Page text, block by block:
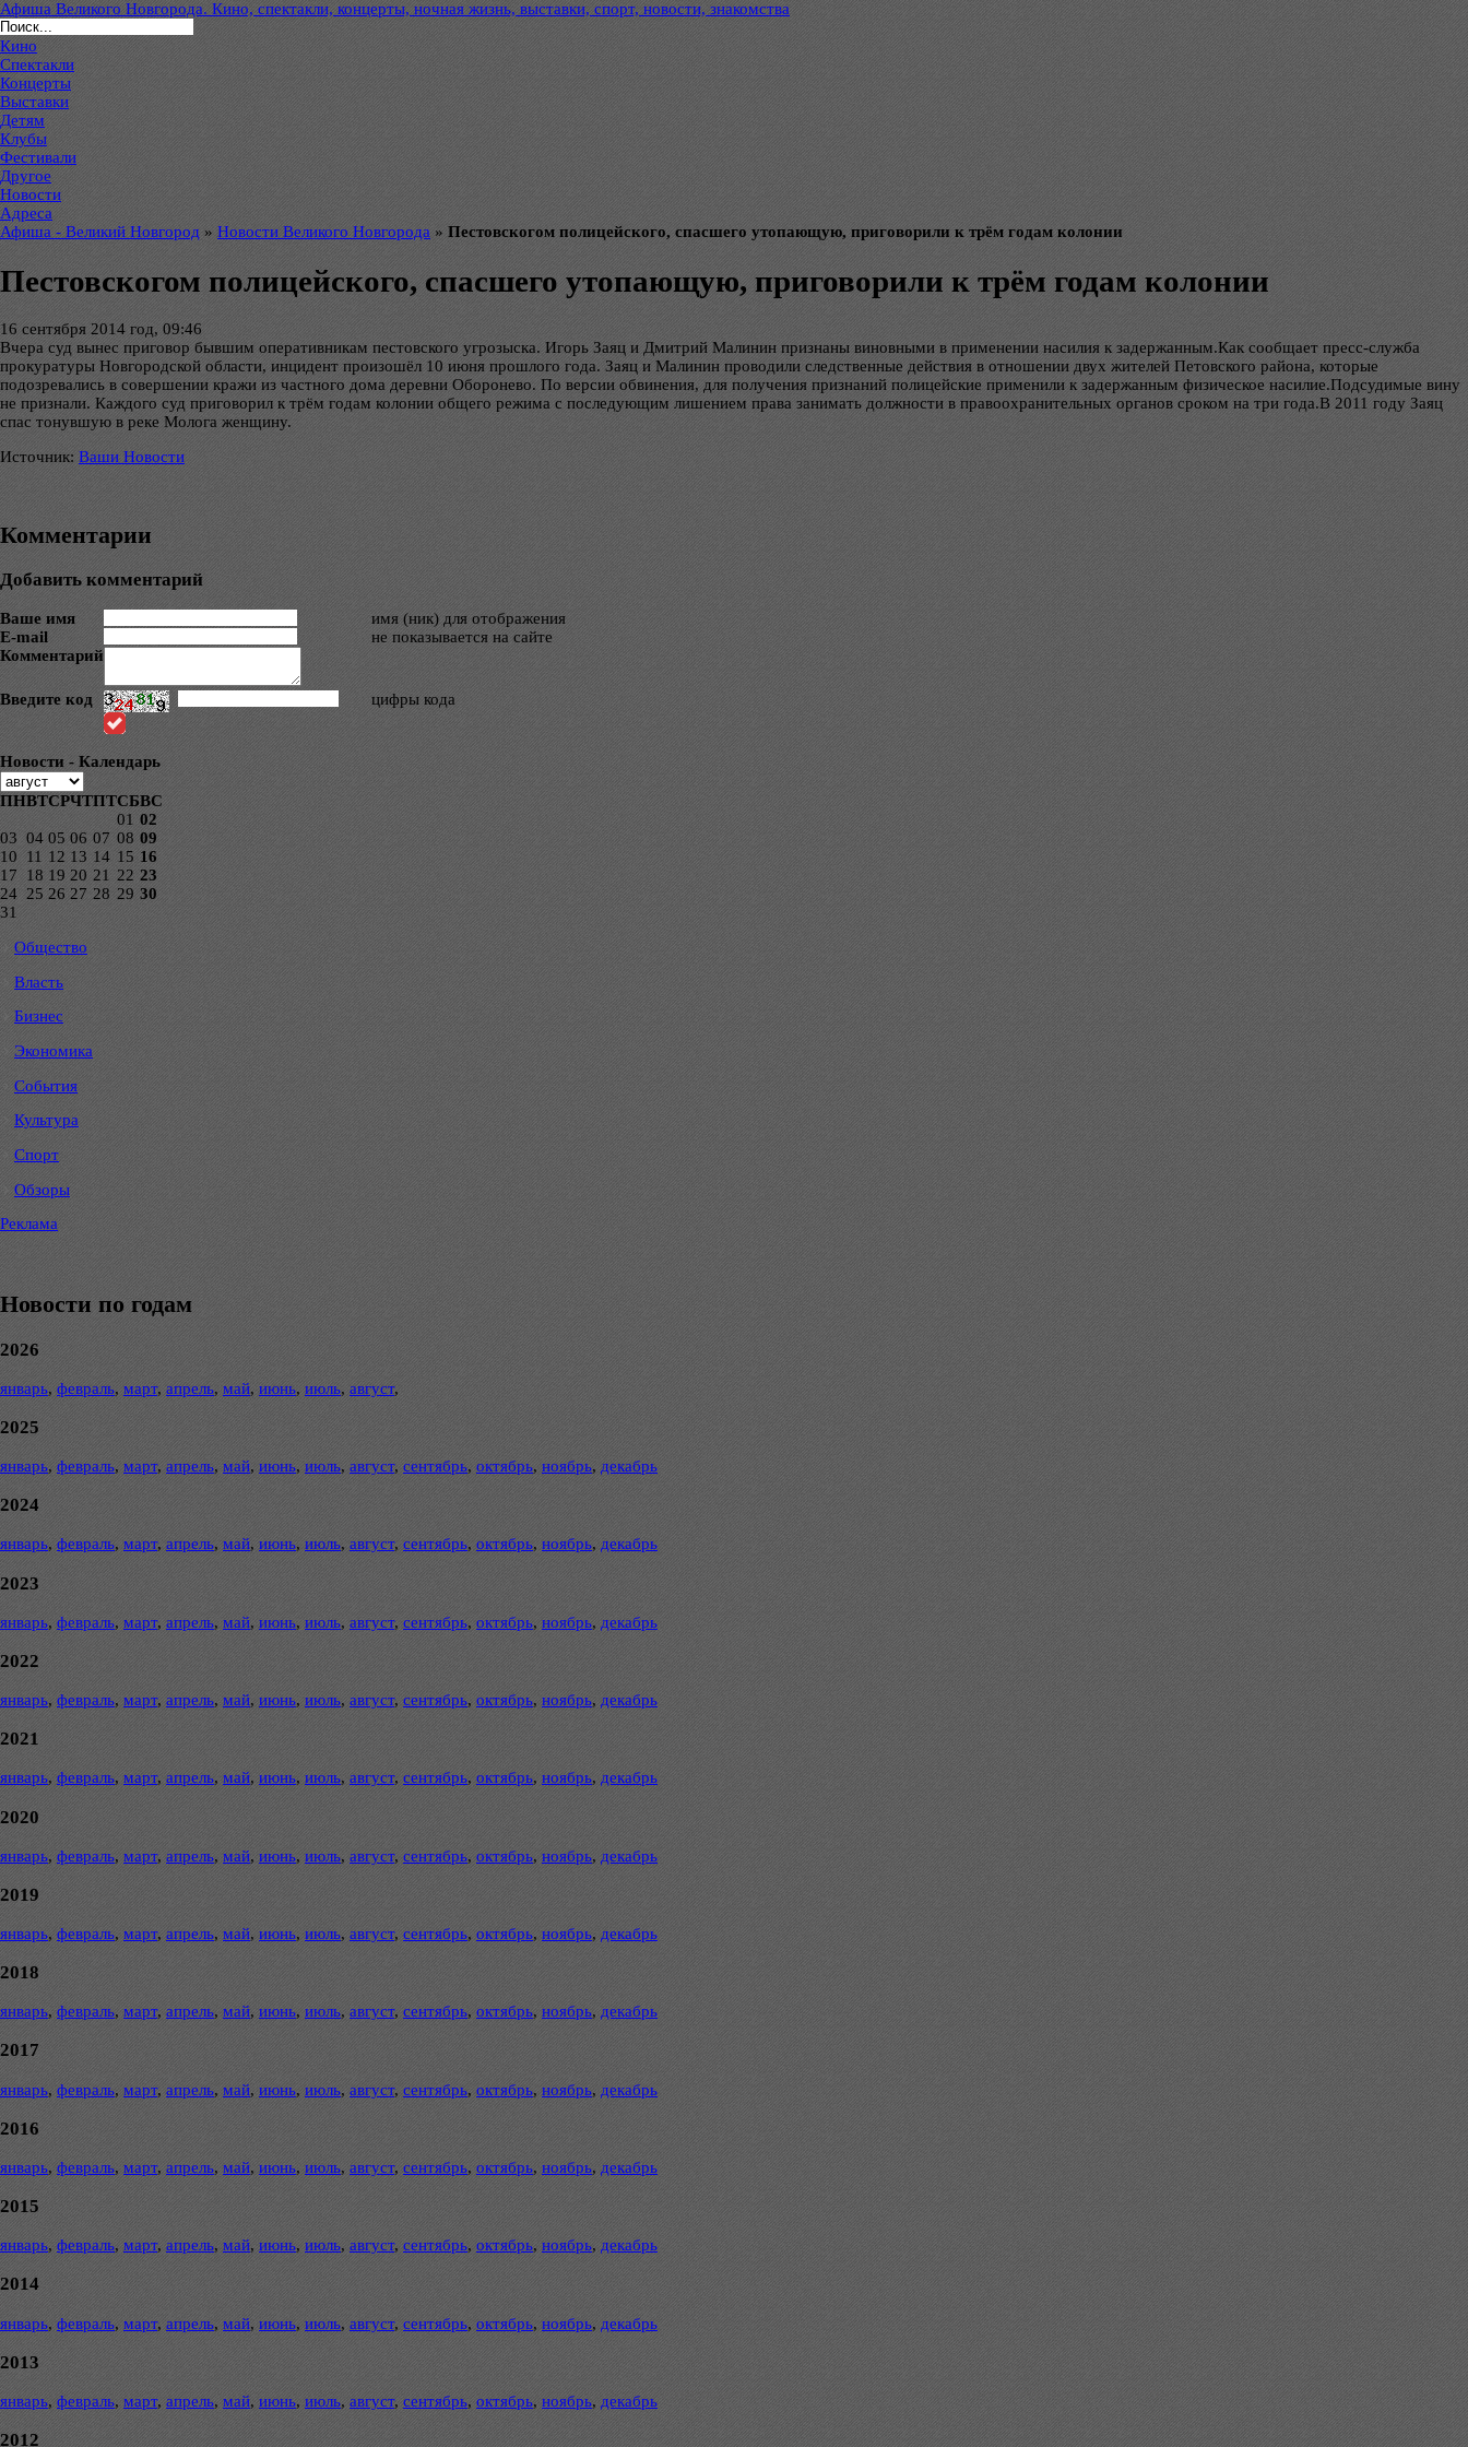
Афиша Великого Новгорода. Кино, спектакли, концерты, ночная жизнь, выставки, спорт, новости, знакомства
Кино
Спектакли
Концерты
Выставки
Детям
Клубы
Фестивали
Другое
Новости
Адреса
Афиша - Великий Новгород » Новости Великого Новгорода » Пестовскогом полицейского, спасшего утопающую, приговорили к трём годам колонии
Пестовскогом полицейского, спасшего утопающую, приговорили к трём годам колонии
16 сентября 2014 год, 09:46
Вчера суд вынес приговор бывшим оперативникам пестовского угрозыска. Игорь Заяц и Дмитрий Малинин признаны виновными в применении насилия к задержанным.Как сообщает пресс-служба
прокуратуры Новгородской области, инцидент произошёл 10 июня прошлого года. Заяц и Малинин проводили следственные действия в отношении двух жителей Петовского района, которые
подозревались в совершении кражи из частного дома деревни Оборонево. По версии обвинения, для получения признаний полицейские применили к задержанным физическое насилие.Подсудимые вину
не признали. Каждого суд приговорил к трём годам колонии общего режима с последующим лишением права занимать должности в правоохранительных органов сроком на три года.В 2011 году Заяц
спас тонувшую в реке Молога женщину.
Источник: Ваши Новости
Комментарии
Добавить комментарий
Ваше имя
имя (ник) для отображения
E-mail
не показывается на сайте
Комментарий
Введите код цифры кода
Новости - Календарь
ПНВТСРЧТПТСБВС
01 02
03 04 05 06 07 08 09
10
11 12 13 14 15 16
17
18 19 20 21 22 23
24 25 26 27 28 29 30
31
Общество
Власть
Бизнес
Экономика
События
Культура
Спорт
Обзоры
Реклама
Новости по годам
2026
январь, февраль, март, апрель, май, июнь, июль, август,
2025
январь, февраль, март, апрель, май, июнь, июль, август, сентябрь, октябрь, ноябрь, декабрь
2024
январь, февраль, март, апрель, май, июнь, июль, август, сентябрь, октябрь, ноябрь, декабрь
2023
январь, февраль, март, апрель, май, июнь, июль, август, сентябрь, октябрь, ноябрь, декабрь
2022
январь, февраль, март, апрель, май, июнь, июль, август, сентябрь, октябрь, ноябрь, декабрь
2021
январь, февраль, март, апрель, май, июнь, июль, август, сентябрь, октябрь, ноябрь, декабрь
2020
январь, февраль, март, апрель, май, июнь, июль, август, сентябрь, октябрь, ноябрь, декабрь
2019
январь, февраль, март, апрель, май, июнь, июль, август, сентябрь, октябрь, ноябрь, декабрь
2018
январь, февраль, март, апрель, май, июнь, июль, август, сентябрь, октябрь, ноябрь, декабрь
2017
январь, февраль, март, апрель, май, июнь, июль, август, сентябрь, октябрь, ноябрь, декабрь
2016
январь, февраль, март, апрель, май, июнь, июль, август, сентябрь, октябрь, ноябрь, декабрь
2015
январь, февраль, март, апрель, май, июнь, июль, август, сентябрь, октябрь, ноябрь, декабрь
2014
январь, февраль, март, апрель, май, июнь, июль, август, сентябрь, октябрь, ноябрь, декабрь
2013
январь, февраль, март, апрель, май, июнь, июль, август, сентябрь, октябрь, ноябрь, декабрь
2012